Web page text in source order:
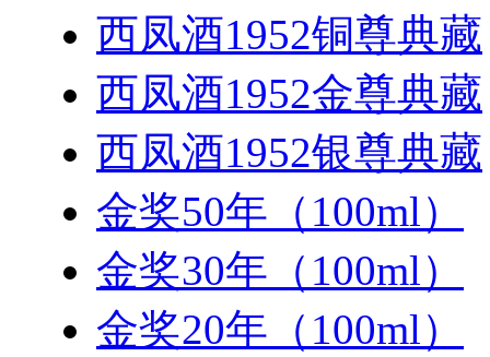
西凤酒1952铜尊典藏
西凤酒1952金尊典藏
西凤酒1952银尊典藏
金奖50年（100ml）
金奖30年（100ml）
金奖20年（100ml）